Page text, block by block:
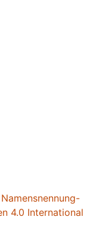
4.0 International